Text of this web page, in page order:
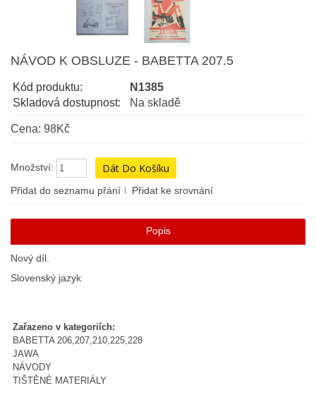
NÁVOD K OBSLUZE - BABETTA 207.5
Kód produktu:
N1385
Skladová dostupnost:
Na skladě
Cena: 98Kč
Množství:
Přidat do seznamu přání Přidat ke srovnání
Popis
Nový díl.
Slovenský jazyk
Zařazeno v kategoriích:
BABETTA 206,207,210,225,228
JAWA
NÁVODY
TIŠTĚNÉ MATERIÁLY